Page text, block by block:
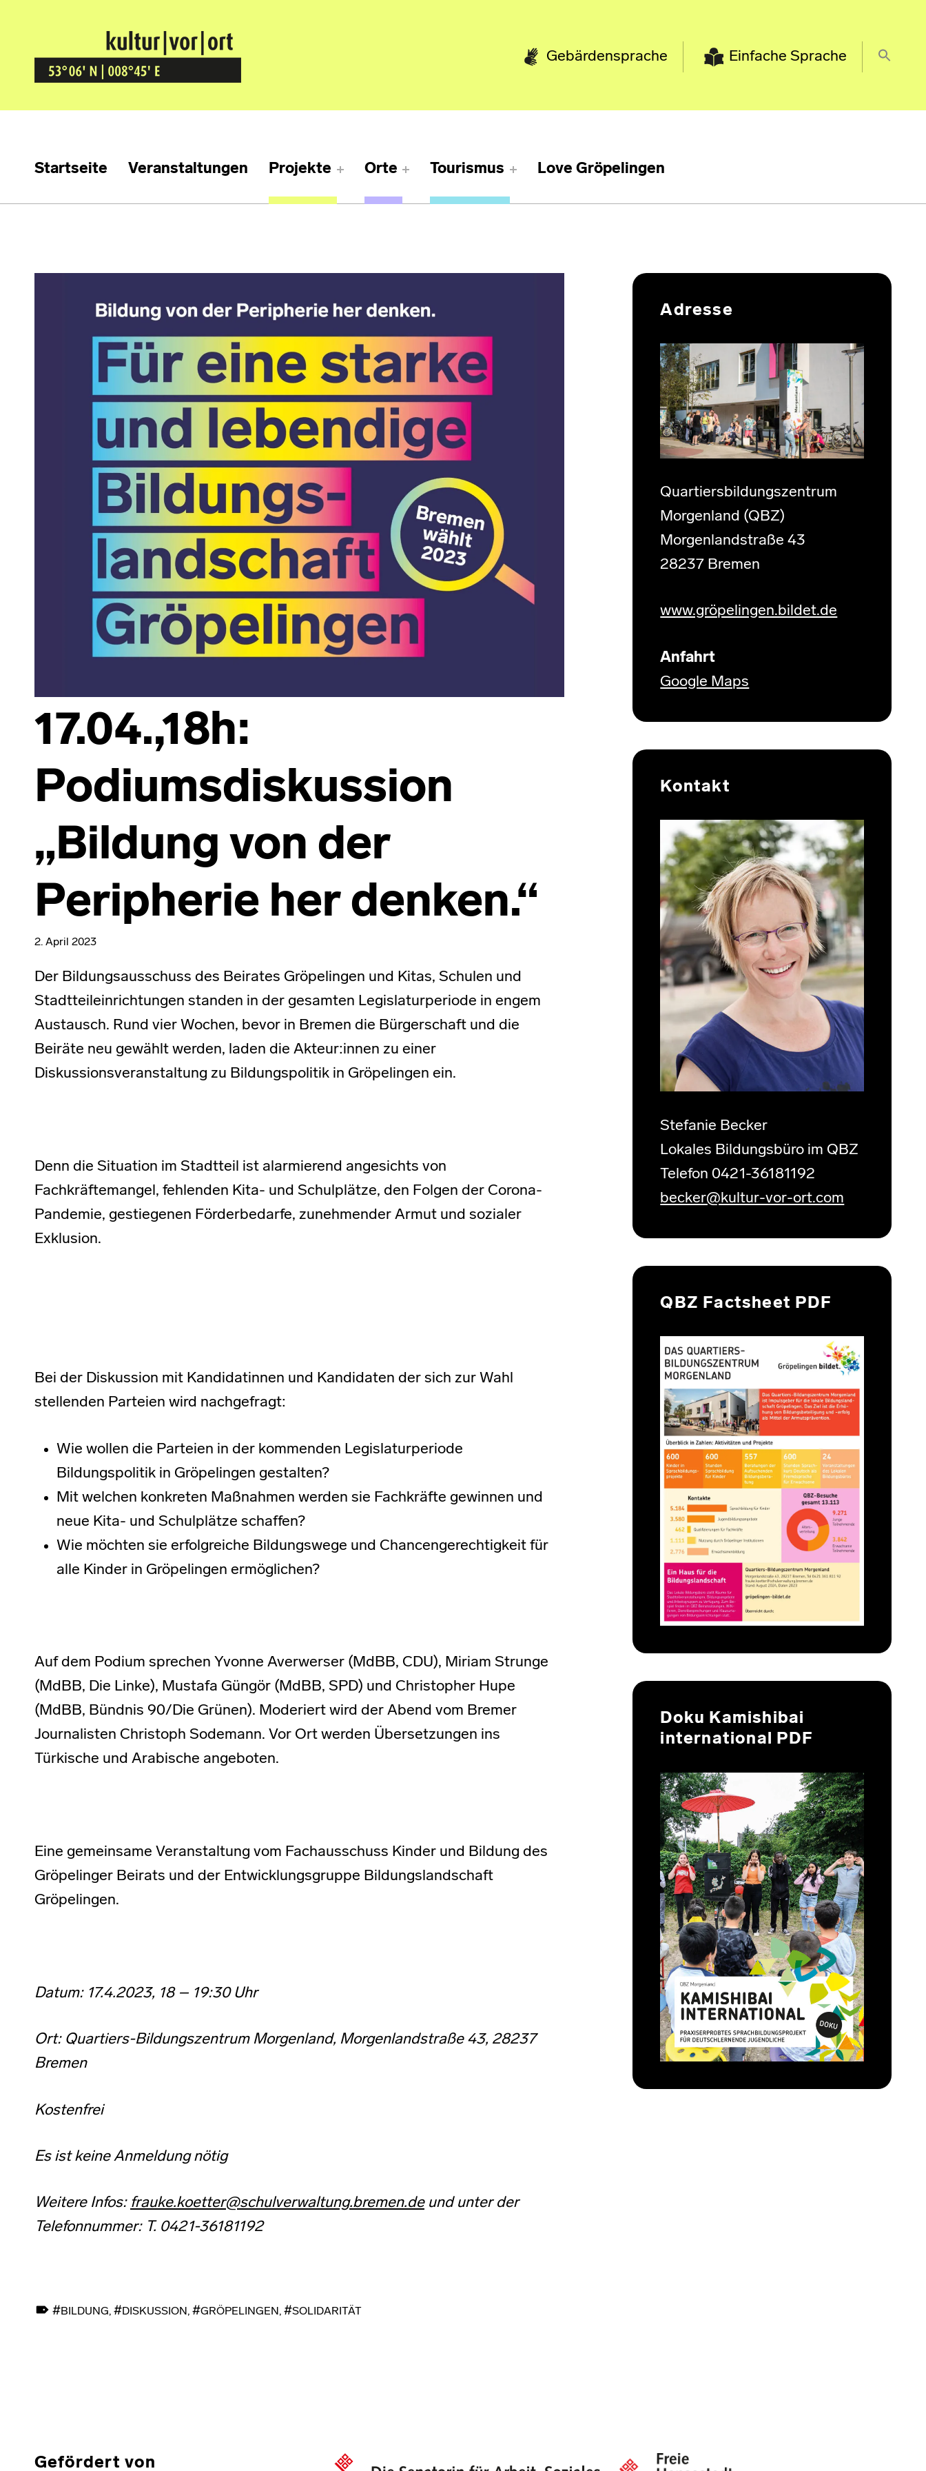
Kultur Vor Ort
BREMEN GRÖPELINGEN Gebärdensprache Einfache Sprache
Startseite Veranstaltungen Projekte Orte Tourismus Love Gröpelingen
17.04.,18h:
Podiumsdiskussion
„Bildung von der
Peripherie her denken.“
2. April 2023
Der Bildungsausschuss des Beirates Gröpelingen und Kitas, Schulen und
Stadtteileinrichtungen standen in der gesamten Legislaturperiode in engem
Austausch. Rund vier Wochen, bevor in Bremen die Bürgerschaft und die
Beiräte neu gewählt werden, laden die Akteur:innen zu einer
Diskussionsveranstaltung zu Bildungspolitik in Gröpelingen ein.
Denn die Situation im Stadtteil ist alarmierend angesichts von
Fachkräftemangel, fehlenden Kita- und Schulplätze, den Folgen der Corona-
Pandemie, gestiegenen Förderbedarfe, zunehmender Armut und sozialer
Exklusion.
Bei der Diskussion mit Kandidatinnen und Kandidaten der sich zur Wahl
stellenden Parteien wird nachgefragt:
Wie wollen die Parteien in der kommenden Legislaturperiode
Bildungspolitik in Gröpelingen gestalten?
Mit welchen konkreten Maßnahmen werden sie Fachkräfte gewinnen und
neue Kita- und Schulplätze schaffen?
Wie möchten sie erfolgreiche Bildungswege und Chancengerechtigkeit für
alle Kinder in Gröpelingen ermöglichen?
Auf dem Podium sprechen Yvonne Averwerser (MdBB, CDU), Miriam Strunge
(MdBB, Die Linke), Mustafa Güngör (MdBB, SPD) und Christopher Hupe
(MdBB, Bündnis 90/Die Grünen). Moderiert wird der Abend vom Bremer
Journalisten Christoph Sodemann. Vor Ort werden Übersetzungen ins
Türkische und Arabische angeboten.
Eine gemeinsame Veranstaltung vom Fachausschuss Kinder und Bildung des
Gröpelinger Beirats und der Entwicklungsgruppe Bildungslandschaft
Gröpelingen.
Datum: 17.4.2023, 18 – 19:30 Uhr
Ort: Quartiers-Bildungszentrum Morgenland, Morgenlandstraße 43, 28237
Bremen
Kostenfrei
Es ist keine Anmeldung nötig
Weitere Infos: frauke.koetter@schulverwaltung.bremen.deund unter der
Telefonnummer: T. 0421-36181192
BILDUNG, DISKUSSION, GRÖPELINGEN, SOLIDARITÄT
Adresse
Quartiersbildungszentrum
Morgenland (QBZ)
Morgenlandstraße 43
28237 Bremen
www.gröpelingen.bildet.de
Anfahrt
Google Maps
Kontakt
Stefanie Becker
Lokales Bildungsbüro im QBZ
Telefon 0421-36181192
becker@kultur-vor-ort.com
QBZ Factsheet PDF
Doku Kamishibai
international PDF
Gefördert von